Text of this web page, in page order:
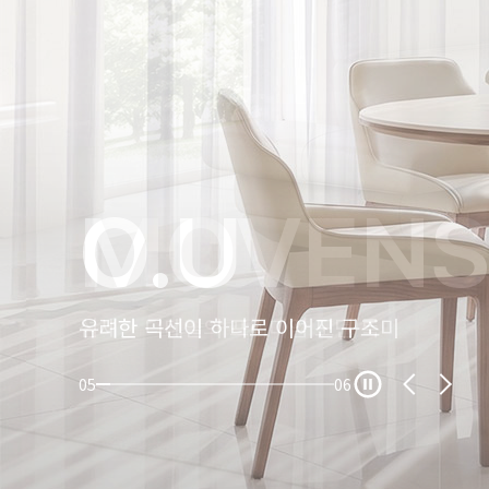
에몬스의 BES&NEW 제품을 만나보세요.
자연이 들려주는 고요함, 7001 글렌
섬세한 디테일의 프리미엄 모던 룩
O.U
유려한 곡선이 하나로 이어진 구조미
Roundell
에르디앙스의 새로운 헤리티지
05 06